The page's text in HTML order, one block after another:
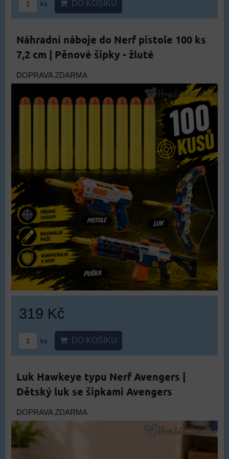
ks DO KOŠÍKU
Náhradní náboje do Nerf pistole 100 ks
7,2 cm | Pěnové šipky - žluté
DOPRAVA ZDARMA
319 Kč
ks DO KOŠÍKU
Luk Hawkeye typu Nerf Avengers |
Dětský luk se šipkami Avengers
DOPRAVA ZDARMA